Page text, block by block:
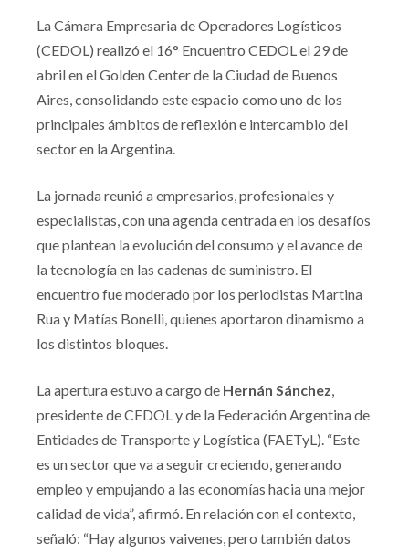
La Cámara Empresaria de Operadores Logísticos
(CEDOL) realizó el 16° Encuentro CEDOL el 29 de
abril en el Golden Center de la Ciudad de Buenos
Aires, consolidando este espacio como uno de los
principales ámbitos de reflexión e intercambio del
sector en la Argentina.
La jornada reunió a empresarios, profesionales y
especialistas, con una agenda centrada en los desafíos
que plantean la evolución del consumo y el avance de
la tecnología en las cadenas de suministro. El
encuentro fue moderado por los periodistas Martina
Rua y Matías Bonelli, quienes aportaron dinamismo a
los distintos bloques.
La apertura estuvo a cargo de Hernán Sánchez,
presidente de CEDOL y de la Federación Argentina de
Entidades de Transporte y Logística (FAETyL). “Este
es un sector que va a seguir creciendo, generando
empleo y empujando a las economías hacia una mejor
calidad de vida”, afirmó. En relación con el contexto,
señaló: “Hay algunos vaivenes, pero también datos